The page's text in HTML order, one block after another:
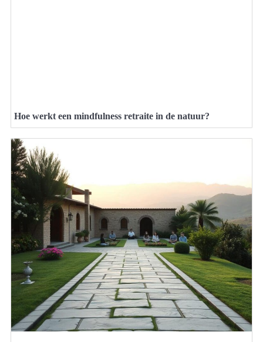
Hoe werkt een mindfulness retraite in de natuur?